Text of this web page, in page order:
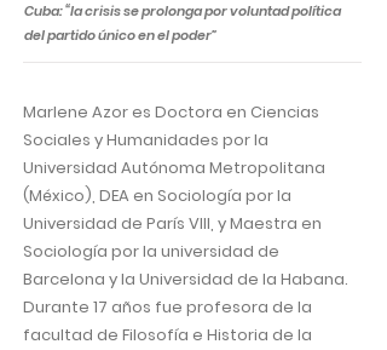
Cuba: “la crisis se prolonga por voluntad política
del partido único en el poder”
Marlene Azor es Doctora en Ciencias
Sociales y Humanidades por la
Universidad Autónoma Metropolitana
(México), DEA en Sociología por la
Universidad de París VIII, y Maestra en
Sociología por la universidad de
Barcelona y la Universidad de la Habana.
Durante 17 años fue profesora de la
facultad de Filosofía e Historia de la